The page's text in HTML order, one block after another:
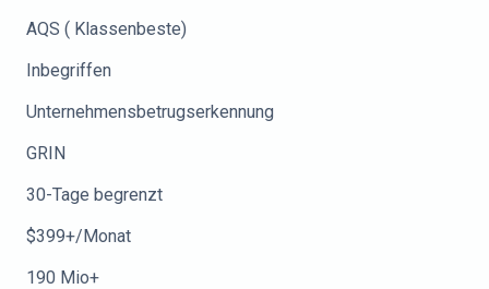
AQS ( Klassenbeste)
Inbegriffen
Unternehmensbetrugserkennung
GRIN
30-Tage begrenzt
$399+/Monat
190 Mio+